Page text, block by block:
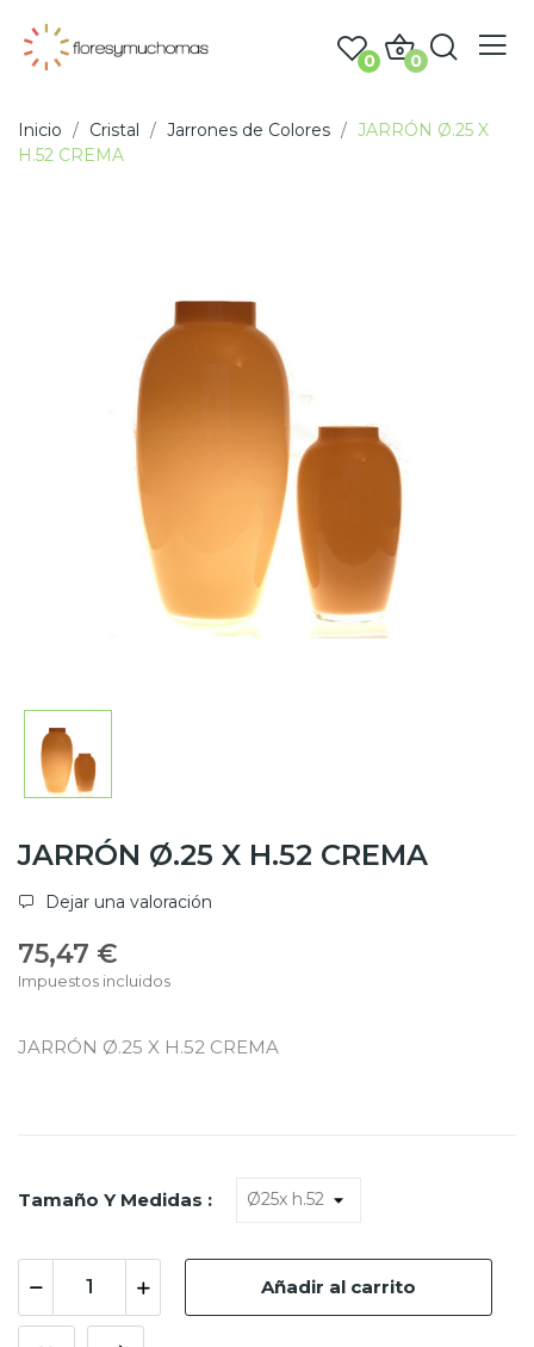
0 0
Inicio Cristal Jarrones de Colores
JARRÓN Ø.25 X
H.52 CREMA
JARRÓN Ø.25 X H.52 CREMA
Dejar una valoración
75,47 €
Impuestos incluidos
JARRÓN Ø.25 X H.52 CREMA
Tamaño Y Medidas :
Añadir al carrito